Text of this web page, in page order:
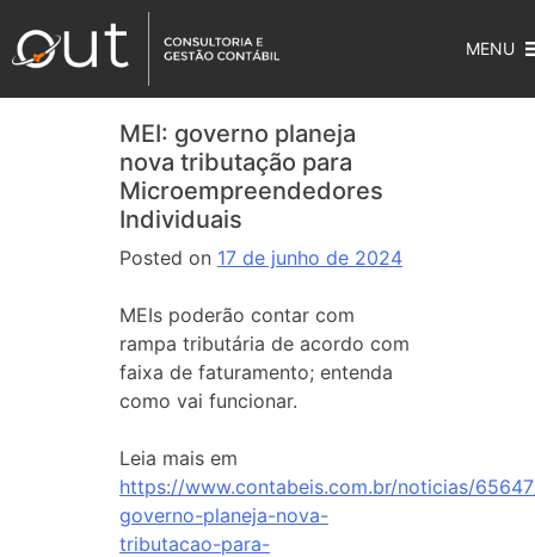
MENU
MEI: governo planeja
nova tributação para
Microempreendedores
Individuais
Posted on 17 de junho de 2024
MEIs poderão contar com
rampa tributária de acordo com
faixa de faturamento; entenda
como vai funcionar.
Leia mais em
https://www.contabeis.com.br/noticias/
governo-planeja-nova-
tributacao-para-